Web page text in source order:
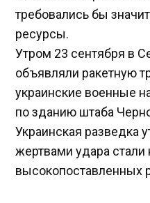
требовались бы
ресурсы.
Утром 23 сентября в
объявляли ракетную
украинские военные
по зданию штаба
Украинская разведка
жертвами удара стали
высокопоставленных